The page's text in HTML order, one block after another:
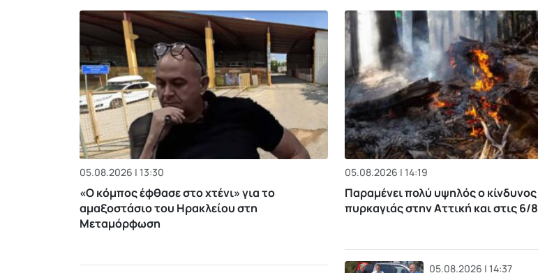
05.08.2026 | 13:30
«Ο κόμπος έφθασε στο χτένι» για το
αμαξοστάσιο του Ηρακλείου στη
Μεταμόρφωση
05.08.2026 | 14:19
Παραμένει πολύ υψηλός ο κίνδυνος
πυρκαγιάς στην Αττική και στις 6/8
05.08.2026 | 14:37